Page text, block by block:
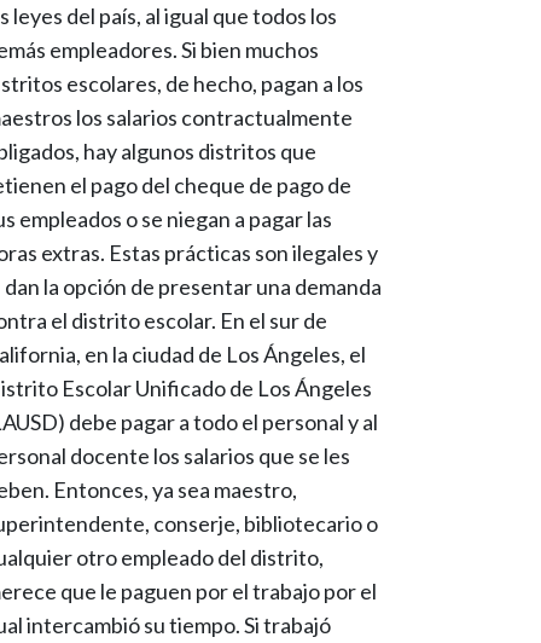
leyes del país, al igual que todos los
empleadores. Si bien muchos
escolares, de hecho, pagan a los
los salarios contractualmente
hay algunos distritos que
el pago del cheque de pago de
empleados o se niegan a pagar las
extras. Estas prácticas son ilegales y
dan la opción de presentar una demanda
el distrito escolar. En el sur de
en la ciudad de Los Ángeles, el
Escolar Unificado de Los Ángeles
debe pagar a todo el personal y al
docente los salarios que se les
Entonces, ya sea maestro,
conserje, bibliotecario o
otro empleado del distrito,
que le paguen por el trabajo por el
intercambió su tiempo. Si trabajó